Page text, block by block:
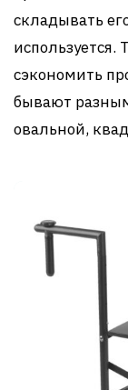
складывать
используется.
сэкономить
бывают
овальной,